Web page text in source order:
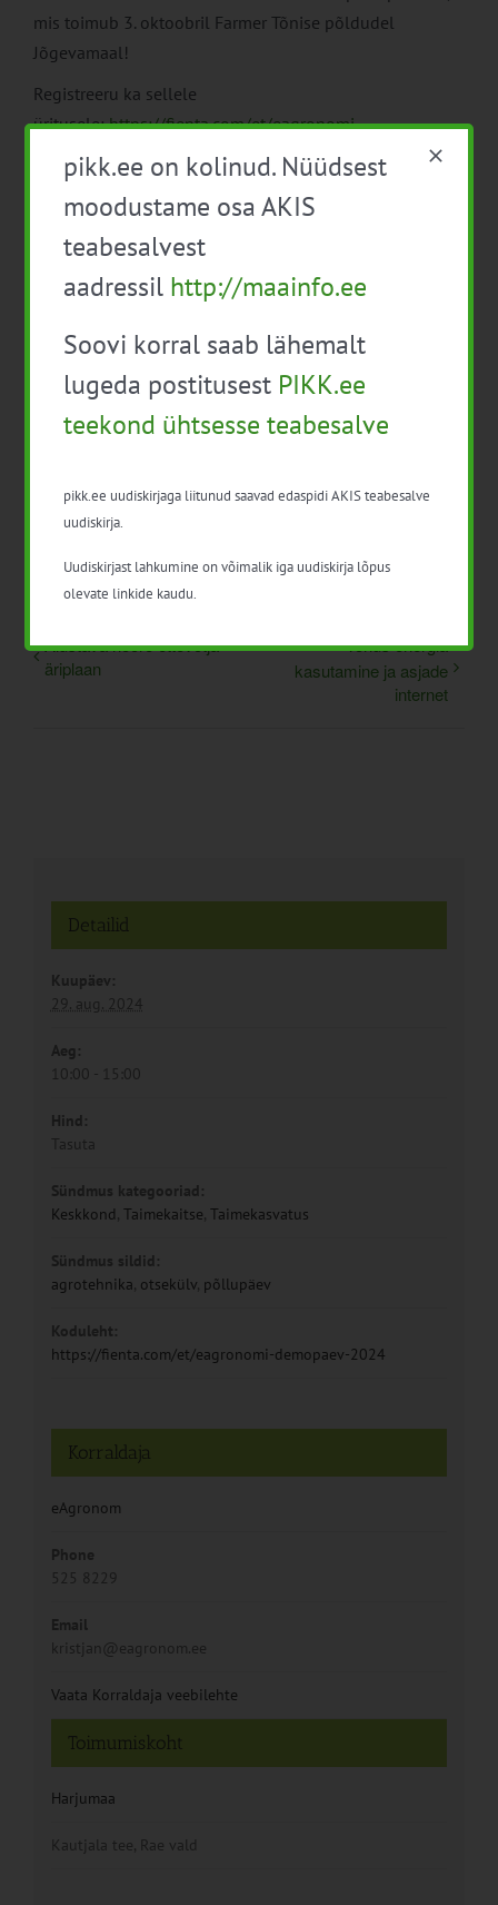
mis toimub 3. oktoobril Farmer Tõnise põldudel
Jõgevamaal!
Registreeru ka sellele
üritusele:https://fienta.com/et/eagronomi-
vahekultuuride-pollupaev-2024
Lisa kalendrisse
Alustava noore ettevõtja
äriplaan
Tõhus energia
kasutamine ja asjade
internet
Detailid
Kuupäev:
29. aug. 2024
Aeg:
10:00 - 15:00
Hind:
Tasuta
Sündmus kategooriad:
Keskkond, Taimekaitse, Taimekasvatus
Sündmus sildid:
agrotehnika, otsekülv, põllupäev
Koduleht:
https://fienta.com/et/eagronomi-demopaev-2024
Toimumiskoht
Harjumaa
Kautjala tee, Rae vald
Korraldaja
eAgronom
Phone
525 8229
Email
kristjan@eagronom.ee
Vaata Korraldaja veebilehte
pikk.ee on kolinud. Nüüdsest
moodustame osa AKIS
teabesalvest
aadressil http://maainfo.ee
Soovi korral saab lähemalt
lugeda postitusest PIKK.ee
teekond ühtsesse teabesalve
pikk.ee uudiskirjaga liitunud saavad edaspidi AKIS teabesalve
uudiskirja.
Uudiskirjast lahkumine on võimalik iga uudiskirja lõpus
olevate linkide kaudu.